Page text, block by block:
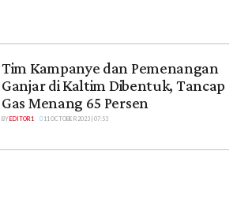
Tim Kampanye dan Pemenangan
Ganjar di Kaltim Dibentuk, Tancap
Gas Menang 65 Persen
BY EDITOR 1 11 OCTOBER 2023 | 07:53